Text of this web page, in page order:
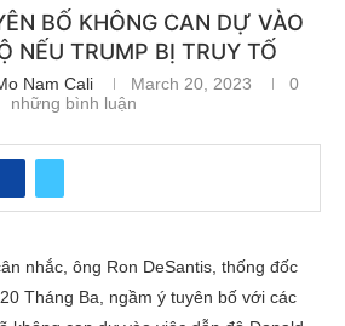
BỐ KHÔNG CAN DỰ VÀO
NẾU TRUMP BỊ TRUY TỐ
Nam Cali March 20, 2023
0
những bình luận
nhắc, ông Ron DeSantis, thống đốc
Tháng Ba, ngầm ý tuyên bố với các